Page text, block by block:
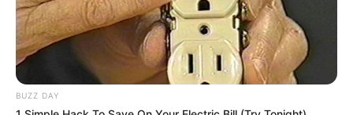
BUZZ DAY